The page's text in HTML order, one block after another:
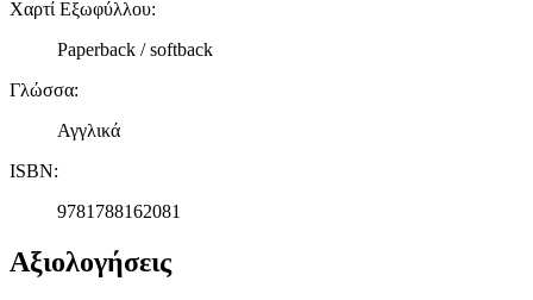
Χαρτί Εξωφύλλου:
Paperback / softback
Γλώσσα:
Αγγλικά
ISBN:
9781788162081
Αξιολογήσεις